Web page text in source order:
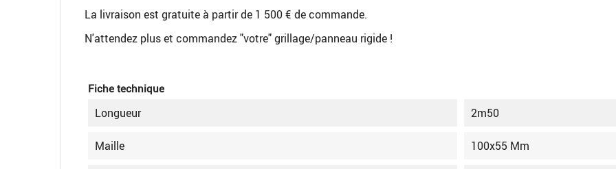
La livraison est gratuite à partir de 1 500 € de commande.
N'attendez plus et commandez "votre" grillage/panneau rigide !
Fiche technique
Longueur 2m50
Maille 100x55 Mm